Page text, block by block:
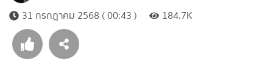
31 กรกฎาคม 2568 ( 00:43 )
184.7K